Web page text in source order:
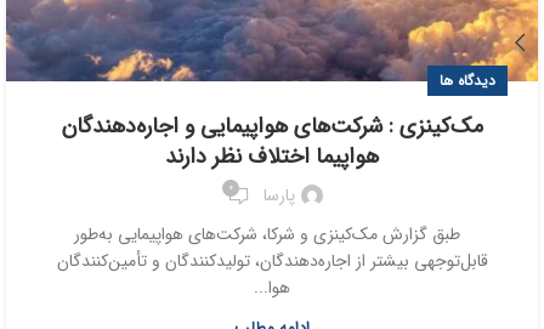
دیدگاه ها
مک‌کینزی : شرکت‌های هواپیمایی و اجاره‌دهندگان
هواپیما اختلاف نظر دارند
پارسا 0
طبق گزارش مک‌کینزی و شرکا، شرکت‌های هواپیمایی به‌طور
قابل‌توجهی بیشتر از اجاره‌دهندگان، تولیدکنندگان و تأمین‌کنندگان
هوا...